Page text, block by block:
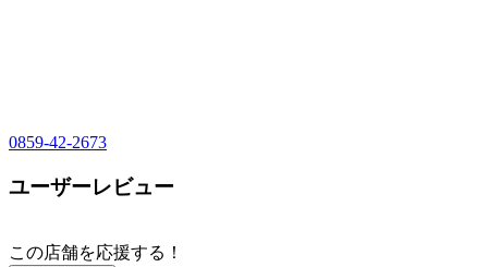
0859-42-2673
ユーザーレビュー
この店舗を応援する！